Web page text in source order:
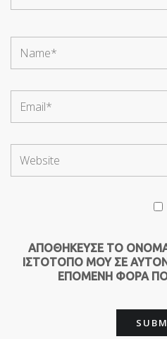
ΑΠΟΘΉΚΕΥΣΕ ΤΟ ΌΝΟΜΆ
ΙΣΤΌΤΟΠΟ ΜΟΥ ΣΕ
ΕΠΌΜΕΝΗ ΦΟΡΆ